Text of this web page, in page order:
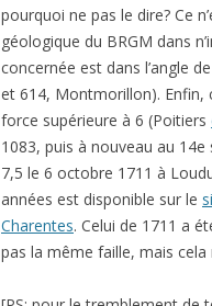
pourquoi ne pas le dire? Ce
géologique du BRGM dans
concernée est dans l’angle
et 614, Montmorillon). Enfin,
force supérieure à 6 (Poitiers
1083, puis à nouveau au
7,5 le 6 octobre 1711 à
années est disponible sur le
Charentes. Celui de 1711 a
pas la même faille, mais